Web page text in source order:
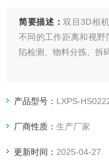
简要描述：双目3D相
不同的工作距离和视野
陷检测、物料分拣、拆
产品型号： LXPS-
厂商性质：生产厂家
更新时间： 2025-04-27